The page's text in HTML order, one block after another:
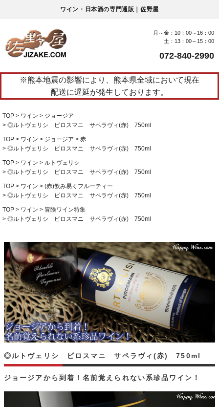
ワイン・日本酒の専門通販｜佐野屋
月～金：10：00～16：00
土：13：00～15：00
072-840-2990
※熊本地震の影響により、熊本県全域において現在
配送に遅延が発生しております。
TOP ワイン
ジョージア
◎ルトヴェリシ ピロスマニ サペラヴィ(赤) 750ml
TOP ワイン ジョージア
赤
◎ルトヴェリシ ピロスマニ サペラヴィ(赤) 750ml
TOP ワイン
ルトヴェリシ
◎ルトヴェリシ ピロスマニ サペラヴィ(赤) 750ml
TOP ワイン
(赤)飲み易くフルーティー
◎ルトヴェリシ ピロスマニ サペラヴィ(赤) 750ml
TOP ワイン
冒険ワイン特集
◎ルトヴェリシ ピロスマニ サペラヴィ(赤) 750ml
ジョージアから到着！名前覚えられない系珍品ワイン！
◎ルトヴェリシ ピロスマニ サペラヴィ(赤) 750ml